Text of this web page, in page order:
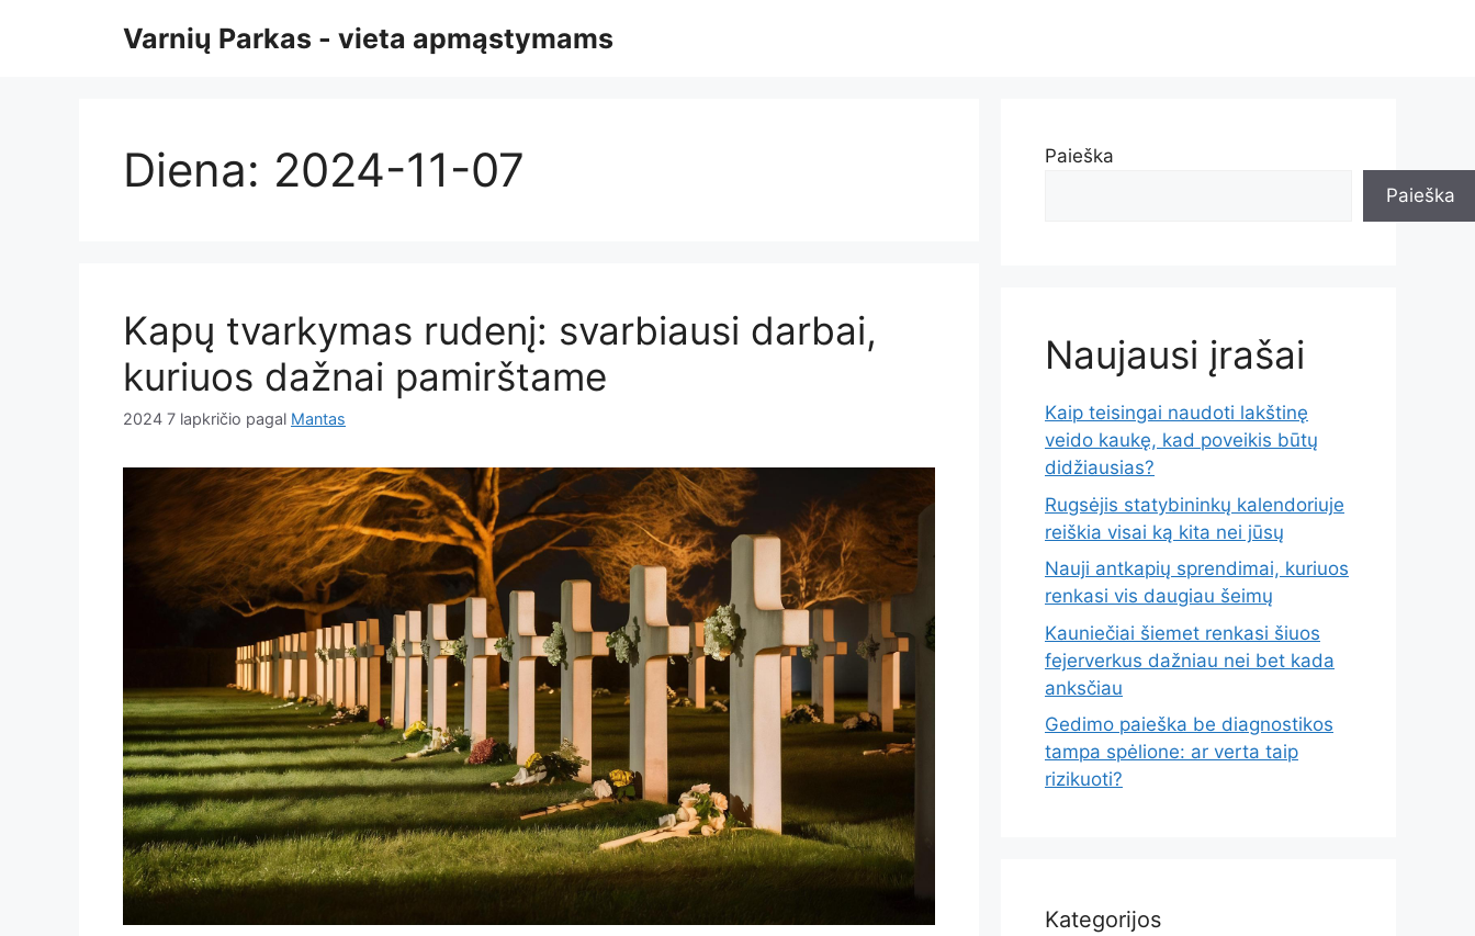
Varnių Parkas - vieta apmąstymams
Diena: 2024-11-07
Kapų tvarkymas rudenį: svarbiausi darbai,
kuriuos dažnai pamirštame
2024 7 lapkričio pagal Mantas
Paieška
Paieška
Naujausi įrašai
Kaip teisingai naudoti lakštinę
veido kaukę, kad poveikis būtų
didžiausias?
Rugsėjis statybininkų kalendoriuje
reiškia visai ką kita nei jūsų
Nauji antkapių sprendimai, kuriuos
renkasi vis daugiau šeimų
Kauniečiai šiemet renkasi šiuos
fejerverkus dažniau nei bet kada
anksčiau
Gedimo paieška be diagnostikos
tampa spėlione: ar verta taip
rizikuoti?
Kategorijos